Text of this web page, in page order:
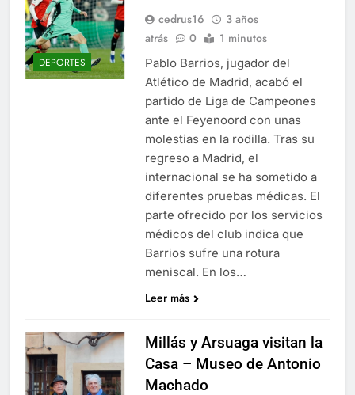
DEPORTES
cedrus16
3 años
atrás
0 1 minutos
Pablo Barrios, jugador del
Atlético de Madrid, acabó el
partido de Liga de Campeones
ante el Feyenoord con unas
molestias en la rodilla. Tras su
regreso a Madrid, el
internacional se ha sometido a
diferentes pruebas médicas. El
parte ofrecido por los servicios
médicos del club indica que
Barrios sufre una rotura
meniscal. En los…
Leer más
Millás y Arsuaga visitan la
Casa – Museo de Antonio
Machado